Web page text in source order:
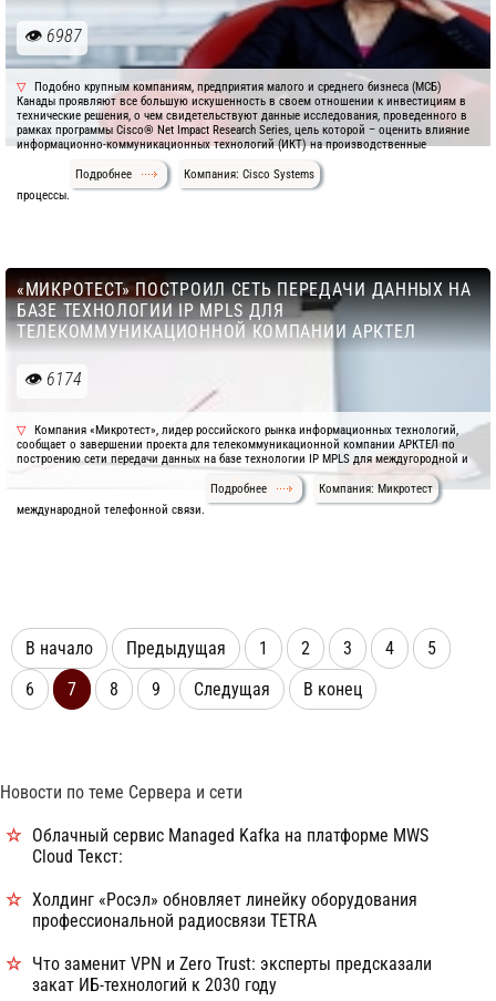
6987
Подобно крупным компаниям, предприятия малого и среднего бизнеса (МСБ)
Канады проявляют все большую искушенность в своем отношении к инвестициям в
технические решения, о чем свидетельствуют данные исследования, проведенного в
рамках программы Cisco® Net Impact Research Series, цель которой – оценить влияние
информационно-коммуникационных технологий (ИКТ) на производственные
процессы.
Подробнее Компания: Cisco Systems
«МИКРОТЕСТ» ПОСТРОИЛ СЕТЬ ПЕРЕДАЧИ ДАННЫХ НА
БАЗЕ ТЕХНОЛОГИИ IP MPLS ДЛЯ
ТЕЛЕКОММУНИКАЦИОННОЙ КОМПАНИИ АРКТЕЛ
6174
Компания «Микротест», лидер российского рынка информационных технологий,
сообщает о завершении проекта для телекоммуникационной компании АРКТЕЛ по
построению сети передачи данных на базе технологии IP MPLS для междугородной и
международной телефонной связи.
Подробнее Компания: Микротест
В начало Предыдущая 1 2 3 4
5
6
7 8 9 Следущая В конец
Новости по теме Сервера и сети
Облачный сервис Managed Kafka на платформе MWS
Cloud Текст:
Холдинг «Росэл» обновляет линейку оборудования
профессиональной радиосвязи TETRA
Что заменит VPN и Zero Trust: эксперты предсказали
закат ИБ-технологий к 2030 году